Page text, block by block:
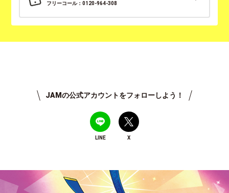
フリーコール：0120-964-308
JAMの公式アカウントをフォローしよう！
LINE X